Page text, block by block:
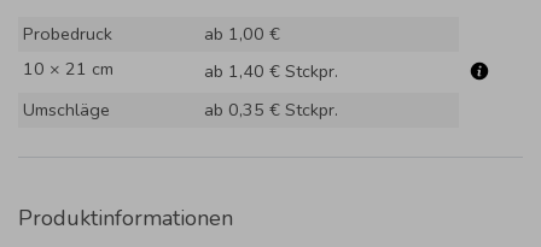
Probedruck
ab 1,00 €
10 × 21 cm
ab 1,40 € Stckpr.
Umschläge
ab 0,35 € Stckpr.
Produktinformationen